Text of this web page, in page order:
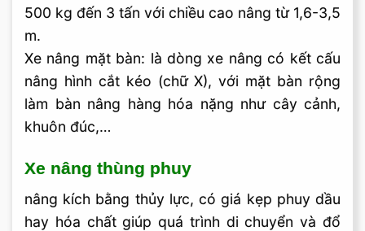
500 kg đến 3 tấn với chiều cao nâng từ 1,6-3,5
m.
Xe nâng mặt bàn: là dòng xe nâng có kết cấu
nâng hình cắt kéo (chữ X), với mặt bàn rộng
làm bàn nâng hàng hóa nặng như cây cảnh,
khuôn đúc,…
Xe nâng thùng phuy
nâng kích bằng thủy lực, có giá kẹp phuy dầu
hay hóa chất giúp quá trình di chuyển và đổ